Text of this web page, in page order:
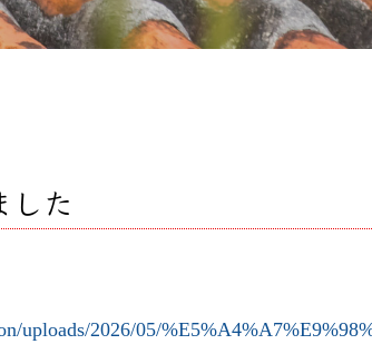
した
uploads/2026/05/